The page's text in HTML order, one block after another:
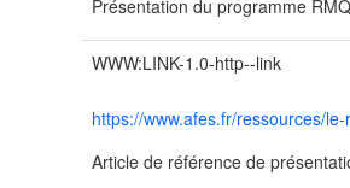
Présentation du programme
WWW:LINK-1.0-http--link
https://www.afes.fr/ressources/
Article de référence de